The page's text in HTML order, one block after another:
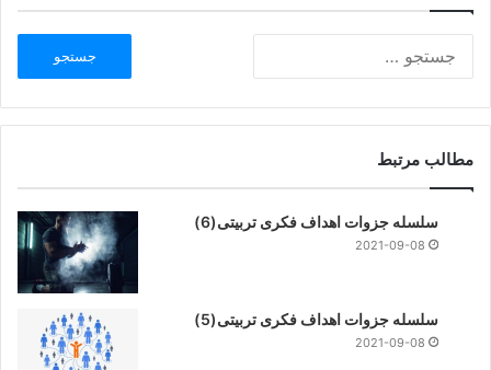
مطالب مرتبط
سلسله جزوات اهداف فکری تربیتی(6)
2021-09-08
سلسله جزوات اهداف فکری تربیتی(5)
2021-09-08